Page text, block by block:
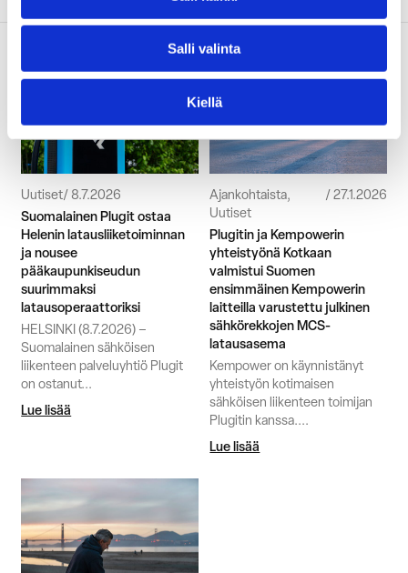
Salli valinta
Kiellä
Lue seuraavaksi
Uutiset 8.7.2026
Suomalainen Plugit ostaa
Helenin latausliiketoiminnan
ja nousee
pääkaupunkiseudun
suurimmaksi
latausoperaattoriksi
HELSINKI (8.7.2026) –
Suomalainen sähköisen
liikenteen palveluyhtiö Plugit
on ostanut...
Lue lisää
Ajankohtaista,
Uutiset
27.1.2026
Plugitin ja Kempowerin
yhteistyönä Kotkaan
valmistui Suomen
ensimmäinen Kempowerin
laitteilla varustettu julkinen
sähkörekkojen MCS-
latausasema
Kempower on käynnistänyt
yhteistyön kotimaisen
sähköisen liikenteen toimijan
Plugitin kanssa....
Lue lisää